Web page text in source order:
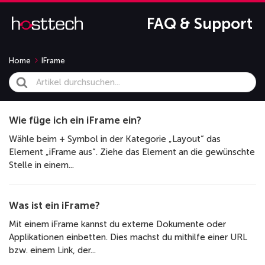
FAQ & Support
Home IFrame
Search
For
Wie füge ich ein iFrame ein?
Wähle beim + Symbol in der Kategorie „Layout“ das
Element „iFrame aus“. Ziehe das Element an die gewünschte
Stelle in einem...
Was ist ein iFrame?
Mit einem iFrame kannst du externe Dokumente oder
Applikationen einbetten. Dies machst du mithilfe einer URL
bzw. einem Link, der...